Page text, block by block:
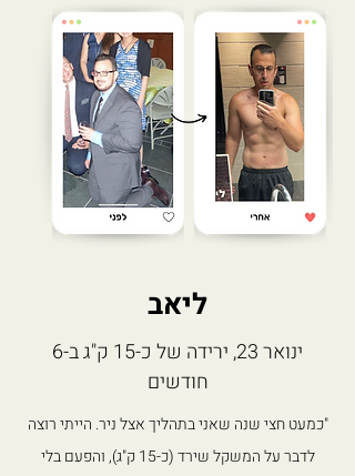
ליאב
ינואר 23, ירידה של כ-15 ק"ג ב-6
חודשים
"כמעט חצי שנה שאני בתהליך אצל ניר. הייתי רוצה
לדבר על המשקל שירד (כ-15 ק"ג), והפעם בלי